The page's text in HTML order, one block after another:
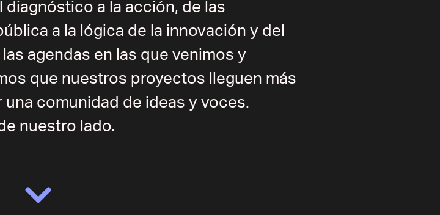
a la acción, de las
a la lógica de la innovación y del
agendas en las que venimos y
que nuestros proyectos lleguen más
comunidad de ideas y voces.
nuestro lado.